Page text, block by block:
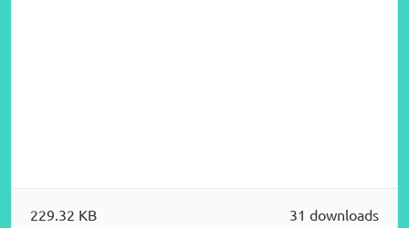
31 downloads
229.32 KB